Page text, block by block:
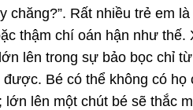
chăng?”. Rất nhiều trẻ em
thậm chí oán hận như
lên trong sự bảo bọc chỉ
được. Bé có thể không có
lớn lên một chút bé sẽ thắc